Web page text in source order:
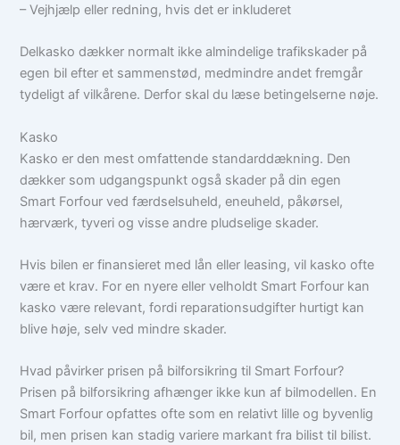
– Vejhjælp eller redning, hvis det er inkluderet
Delkasko dækker normalt ikke almindelige trafikskader på
egen bil efter et sammenstød, medmindre andet fremgår
tydeligt af vilkårene. Derfor skal du læse betingelserne nøje.
Kasko
Kasko er den mest omfattende standarddækning. Den
dækker som udgangspunkt også skader på din egen
Smart Forfour ved færdselsuheld, eneuheld, påkørsel,
hærværk, tyveri og visse andre pludselige skader.
Hvis bilen er finansieret med lån eller leasing, vil kasko ofte
være et krav. For en nyere eller velholdt Smart Forfour kan
kasko være relevant, fordi reparationsudgifter hurtigt kan
blive høje, selv ved mindre skader.
Hvad påvirker prisen på bilforsikring til Smart Forfour?
Prisen på bilforsikring afhænger ikke kun af bilmodellen. En
Smart Forfour opfattes ofte som en relativt lille og byvenlig
bil, men prisen kan stadig variere markant fra bilist til bilist.